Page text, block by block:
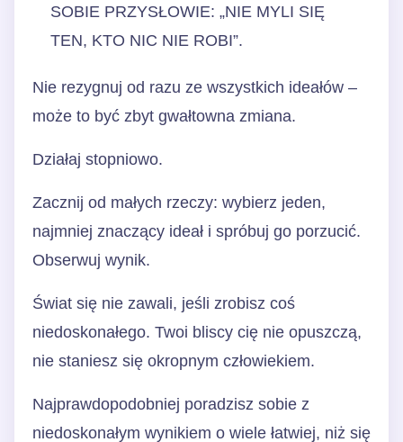
SOBIE PRZYSŁOWIE: „NIE MYLI SIĘ
TEN, KTO NIC NIE ROBI”.
Nie rezygnuj od razu ze wszystkich ideałów –
może to być zbyt gwałtowna zmiana.
Działaj stopniowo.
Zacznij od małych rzeczy: wybierz jeden,
najmniej znaczący ideał i spróbuj go porzucić.
Obserwuj wynik.
Świat się nie zawali, jeśli zrobisz coś
niedoskonałego. Twoi bliscy cię nie opuszczą,
nie staniesz się okropnym człowiekiem.
Najprawdopodobniej poradzisz sobie z
niedoskonałym wynikiem o wiele łatwiej, niż się